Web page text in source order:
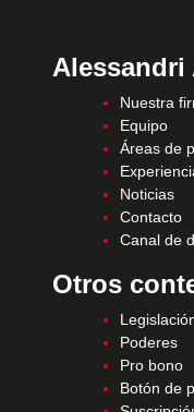
Alessandri
Nuestra
Equipo
Áreas de
Noticias
Contacto
Canal de
Otros
Poderes
Pro bono
Botón de